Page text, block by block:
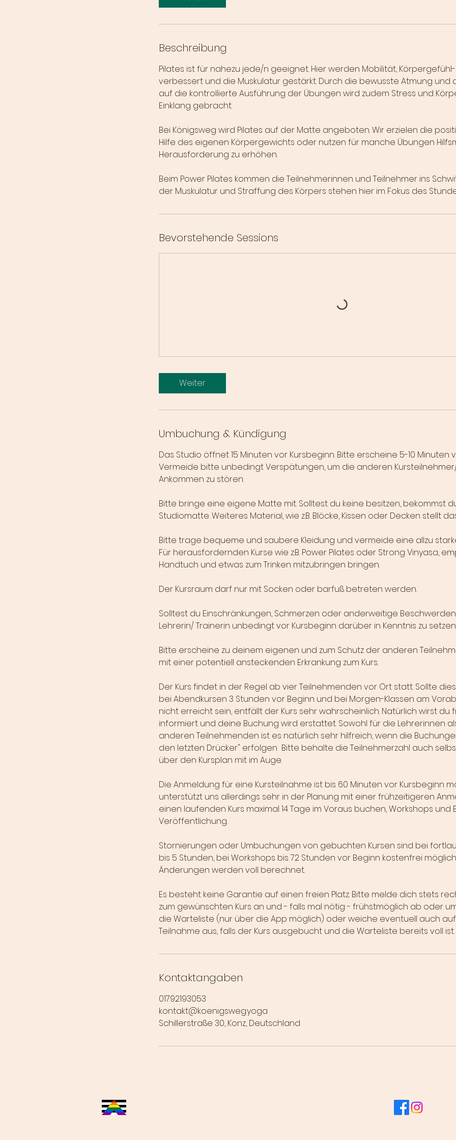
Beschreibung
Pilates ist für nahezu jede/n geeignet. Hier werden Mobilität,
verbessert und die Muskulatur gestärkt. Durch die bewusste Atmung und
auf die kontrollierte Ausführung der Übungen wird zudem Stress und
Einklang gebracht.
Bei Königsweg wird Pilates auf der Matte angeboten. Wir erzielen die
Hilfe des eigenen Körpergewichts oder nutzen für manche Übungen
Herausforderung zu erhöhen.
Beim Power Pilates kommen die Teilnehmerinnen und Teilnehmer ins
der Muskulatur und Straffung des Körpers stehen hier im Fokus des
Bevorstehende Sessions
Weiter
Umbuchung & Kündigung
Das Studio öffnet 15 Minuten vor Kursbeginn. Bitte erscheine 5-10 Minuten
Vermeide bitte unbedingt Verspätungen, um die anderen
Ankommen zu stören.
Bitte bringe eine eigene Matte mit. Solltest du keine besitzen, bekommst
Studiomatte. Weiteres Material, wie z.B. Blöcke, Kissen oder Decken stellt
Bitte trage bequeme und saubere Kleidung und vermeide eine allzu
Für herausfordernden Kurse wie z.B. Power Pilates oder Strong Vinyasa,
Handtuch und etwas zum Trinken mitzubringen bringen.
Der Kursraum darf nur mit Socken oder barfuß betreten werden.
Solltest du Einschränkungen, Schmerzen oder anderweitige
Lehrerin/ Trainerin unbedingt vor Kursbeginn darüber in Kenntnis zu setzen.
Bitte erscheine zu deinem eigenen und zum Schutz der anderen
mit einer potentiell ansteckenden Erkrankung zum Kurs.
Der Kurs findet in der Regel ab vier Teilnehmenden vor Ort statt. Sollte
bei Abendkursen 3 Stunden vor Beginn und bei Morgen-Klassen am
nicht erreicht sein, entfällt der Kurs sehr wahrscheinlich. Natürlich wirst du
informiert und deine Buchung wird erstattet. Sowohl für die Lehrerinnen
anderen Teilnehmenden ist es natürlich sehr hilfreich, wenn die
den letzten Drücker" erfolgen Bitte behalte die Teilnehmerzahl auch
über den Kursplan mit im Auge.
Die Anmeldung für eine Kursteilnahme ist bis 60 Minuten vor Kursbeginn
unterstützt uns allerdings sehr in der Planung mit einer frühzeitigeren
einen laufenden Kurs maximal 14 Tage im Voraus buchen, Workshops und
Veröffentlichung.
Stornierungen oder Umbuchungen von gebuchten Kursen sind bei
bis 5 Stunden, bei Workshops bis 72 Stunden vor Beginn kostenfrei
Änderungen werden voll berechnet.
Es besteht keine Garantie auf einen freien Platz. Bitte melde dich stets
zum gewünschten Kurs an und - falls mal nötig - frühstmöglich ab oder
die Warteliste (nur über die App möglich) oder weiche eventuell auch
Teilnahme aus, falls der Kurs ausgebucht und die Warteliste bereits voll ist.
Kontaktangaben
01792193053
kontakt@koenigsweg.yoga
Schillerstraße 30, Konz, Deutschland